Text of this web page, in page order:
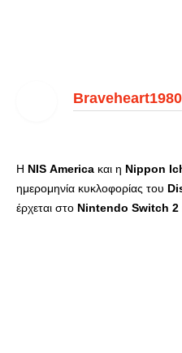
Braveheart1980
Η NIS America και η Nippon
ημερομηνία κυκλοφορίας του
έρχεται στο Nintendo Switch 2